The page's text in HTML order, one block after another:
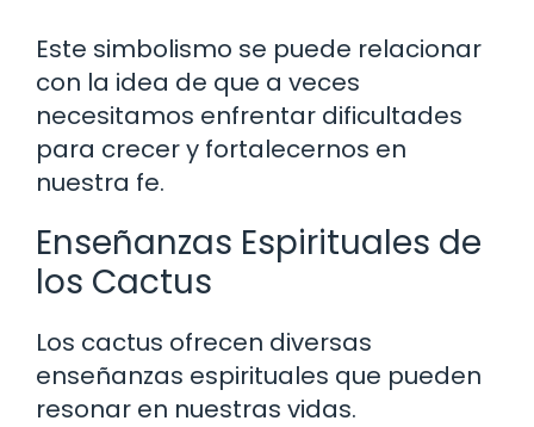
Este simbolismo se puede relacionar
con la idea de que a veces
necesitamos enfrentar dificultades
para crecer y fortalecernos en
nuestra fe.
Enseñanzas Espirituales de
los Cactus
Los cactus ofrecen diversas
enseñanzas espirituales que pueden
resonar en nuestras vidas.